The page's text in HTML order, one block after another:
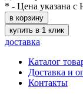
* - Цена указана с
в корзину
купить в 1 клик
доставка
Каталог
Доставка и
Контакты